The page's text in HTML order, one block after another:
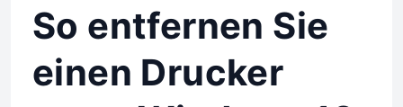
So entfernen Sie
einen Drucker